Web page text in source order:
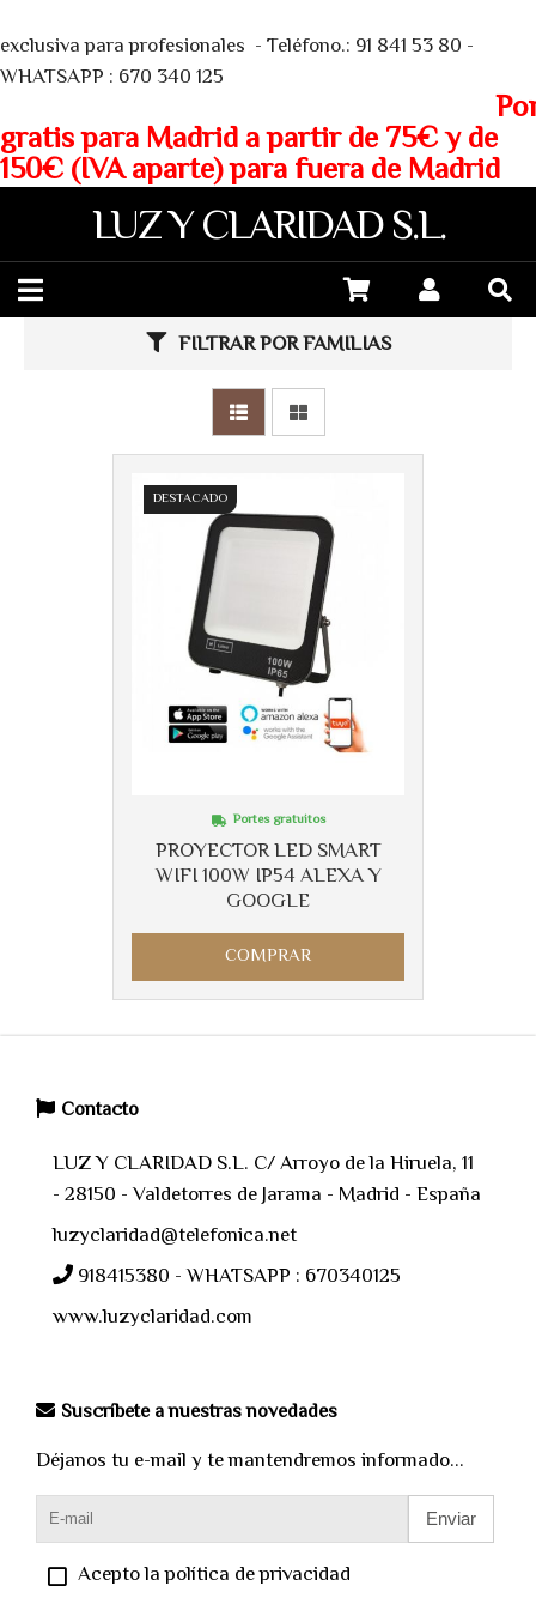
exclusiva para profesionales - Teléfono.: 91 841 53 80 -
WHATSAPP : 670 340 125
gratis para Madrid a partir de 75€ y de
150€ (IVA aparte) para fuera de Madrid
LUZ Y CLARIDAD S.L.
FILTRAR POR FAMILIAS
DESTACADO
PROYECTOR LED SMART
WIFI 100W IP54 ALEXA Y
GOOGLE
Portes gratuitos
COMPRAR
Contacto
LUZ Y CLARIDAD S.L. C/ Arroyo de la Hiruela, 11
- 28150 - Valdetorres de Jarama - Madrid - España
luzyclaridad@telefonica.net
918415380 - WHATSAPP : 670340125
www.luzyclaridad.com
Suscríbete a nuestras novedades
Déjanos tu e-mail y te mantendremos informado...
Enviar
Acepto la política de privacidad